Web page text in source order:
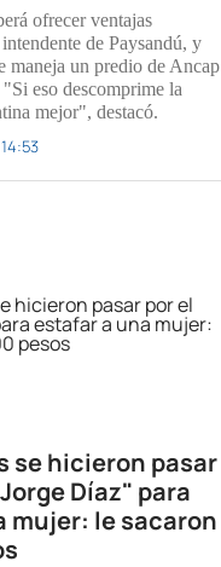
ofrecer ventajas
de Paysandú, y
maneja un predio de Ancap
eso descomprime la
mejor", destacó.
se hicieron pasar
Díaz" para
mujer: le sacaron